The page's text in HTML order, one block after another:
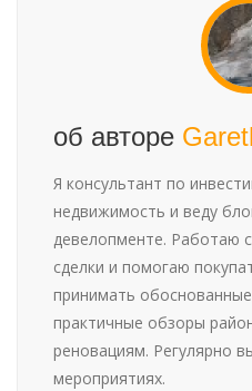
об авторе
Я консультант по
недвижимость и веду
девелопменте. Работаю
сделки и помогаю
принимать
практичные обзоры
реновациям. Регулярно
мероприятиях.